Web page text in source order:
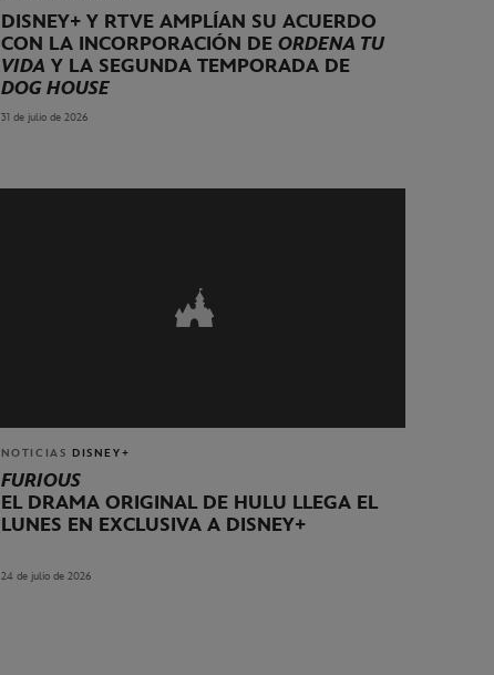
DISNEY+ Y RTVE AMPLÍAN SU ACUERDO
CON LA INCORPORACIÓN DE ORDENA TU
VIDA Y LA SEGUNDA TEMPORADA DE
DOG HOUSE
31 de julio de 2026
NOTICIAS DISNEY+
FURIOUS
EL DRAMA ORIGINAL DE HULU LLEGA EL
LUNES EN EXCLUSIVA A DISNEY+
24 de julio de 2026